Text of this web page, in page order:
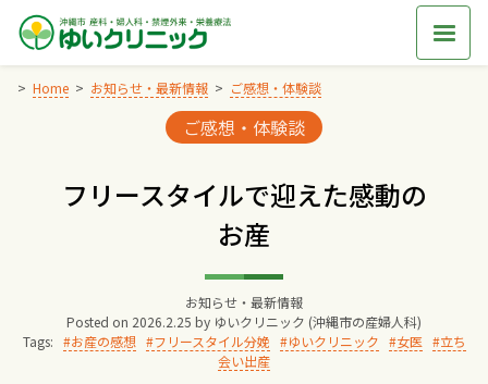
Skip
content
Home お知らせ・最新情報 ご感想・体験談
Categories:
ご感想・体験談
フリースタイルで迎えた感動の
お産
お知らせ・最新情報
Posted on 2026.2.25 by ゆいクリニック (沖縄市の産婦人科)
Tags:
お産の感想 フリースタイル分娩 ゆいクリニック 女医
立ち
会い出産
交通アクセス
院長からのごあいさつ
ゆいクリニックの経営理念